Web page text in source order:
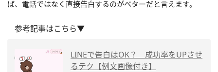
ば、電話ではなく直接告白するのがベターだと言えます。
参考記事はこちら▼
LINEで告白はOK？ 成功率をUPさせ
るテク【例文画像付き】